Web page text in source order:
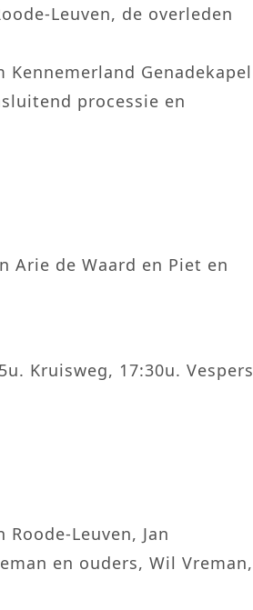
Leuven, de overleden
Kennemerland Genadekapel
processie en
Arie de Waard en Piet en
Kruisweg, 17:30u. Vespers
Leuven, Jan
en ouders, Wil Vreman,